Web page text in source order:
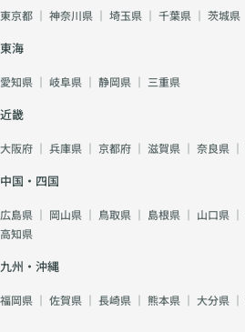
東京都 ｜ 神奈川県 ｜ 埼玉県 ｜ 千葉県 ｜ 茨城県
東海
愛知県 ｜ 岐阜県 ｜ 静岡県 ｜ 三重県
近畿
大阪府 ｜ 兵庫県 ｜ 京都府 ｜ 滋賀県 ｜ 奈良県 ｜
中国・四国
広島県 ｜ 岡山県 ｜ 鳥取県 ｜ 島根県 ｜ 山口県 ｜
高知県
九州・沖縄
福岡県 ｜ 佐賀県 ｜ 長崎県 ｜ 熊本県 ｜ 大分県 ｜